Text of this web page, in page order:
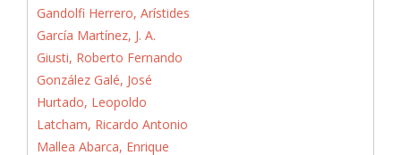
Gandolfi Herrero, Arístides
García Martínez, J. A.
Giusti, Roberto Fernando
González Galé, José
Hurtado, Leopoldo
Latcham, Ricardo Antonio
Mallea Abarca, Enrique